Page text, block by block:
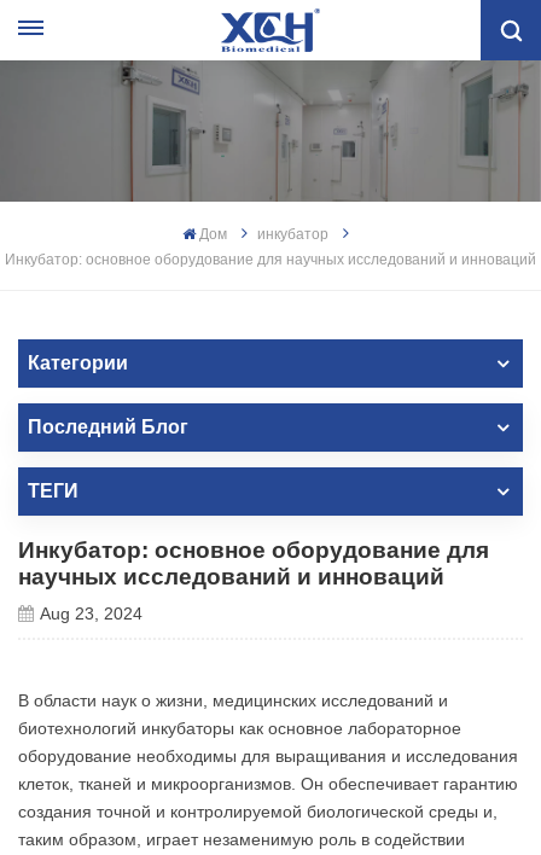
Дом
инкубатор
Инкубатор: основное оборудование для научных исследований и инноваций
Категории
Последний Блог
ТЕГИ
Инкубатор: основное оборудование для
научных исследований и инноваций
Aug 23, 2024
В области наук о жизни, медицинских исследований и
биотехнологий инкубаторы как основное лабораторное
оборудование необходимы для выращивания и исследования
клеток, тканей и микроорганизмов. Он обеспечивает гарантию
создания точной и контролируемой биологической среды и,
таким образом, играет незаменимую роль в содействии